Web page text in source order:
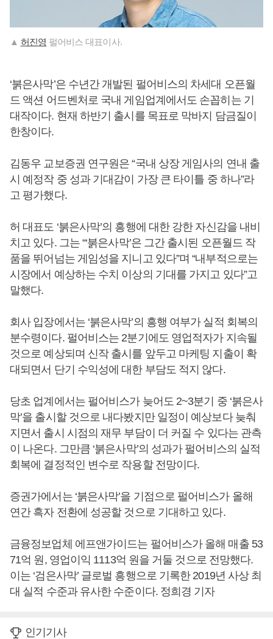
▲ 허진영 펄어비스 대표이사.
‘붉은사막’은 수년간 개발된 펄어비스의 차세대 오픈월
드 액션 어드벤처로 국내 게임업계에서도 손꼽히는 기
대작이다. 현재 하반기 출시를 목표로 막바지 담금질이
한창이다.
김동우 교보증권 연구원은 “국내 상장 게임사의 연내 출
시 예정작 중 성과 기대감이 가장 큰 타이틀 중 하나”라
고 평가했다.
허 대표도 ‘붉은사막’의 흥행에 대한 강한 자신감을 내비
치고 있다. 그는 “‘붉은사막’은 그간 출시된 오픈월드 작
품을 뛰어넘는 게임성을 지니고 있다”며 “내부적으로는
시장에서 예상하는 수치 이상의 기대를 가지고 있다”고
말했다.
회사 입장에서는 ‘붉은사막’의 흥행 여부가 실적 회복의
분수령이다. 펄어비스는 2분기에도 영업적자가 지속될
것으로 예상되며 신작 출시를 앞두고 마케팅 지출이 확
대되면서 단기 수익성에 대한 부담도 적지 않다.
당초 업계에서는 펄어비스가 늦어도 2~3분기 중 ‘붉은사
막’을 출시할 것으로 내다봤지만 일정이 예상보다 늦춰
지면서 출시 시점의 재무 부담이 더 커질 수 있다는 관측
이 나온다. 그만큼 ‘붉은사막’의 성과가 펄어비스의 실적
회복에 결정적인 변수로 작용할 전망이다.
증권가에서는 ‘붉은사막’을 기점으로 펄어비스가 올해
연간 흑자 전환에 성공할 것으로 기대하고 있다.
금융정보업체 에프앤가이드는 펄어비스가 올해 매출 53
71억 원, 영업이익 1113억 원을 거둘 것으로 전망했다.
이는 ‘검은사막’ 글로벌 흥행으로 기록한 2019년 사상 최
대 실적 수준과 유사한 수준이다. 정희경 기자
인기기사